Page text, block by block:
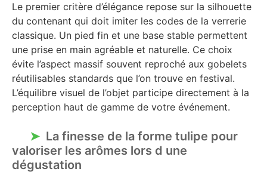
Le premier critère d’élégance repose sur la silhouette
du contenant qui doit imiter les codes de la verrerie
classique. Un pied fin et une base stable permettent
une prise en main agréable et naturelle. Ce choix
évite l’aspect massif souvent reproché aux gobelets
réutilisables standards que l’on trouve en festival.
L’équilibre visuel de l’objet participe directement à la
perception haut de gamme de votre événement.
La finesse de la forme tulipe pour
valoriser les arômes lors d une
dégustation